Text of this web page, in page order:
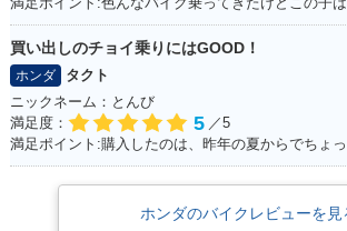
買い出しのチョイ乗りにはGOOD！
ホンダ
タクト
ニックネーム：とんび
満足度：
5 ／5
ホンダのバイクレビューを見